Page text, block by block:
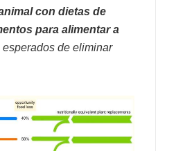
con dietas de
para alimentar a
de eliminar